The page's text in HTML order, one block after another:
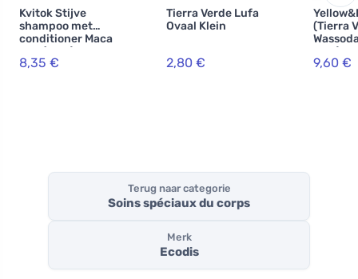
Kvitok Stijve
shampoo met
conditioner Maca
XXL (50 g) -
stimuleert de
8,35 €
Tierra Verde Lufa
Ovaal Klein
2,80 €
(Tierra
5 kg) -
maken
9,60 €
Terug naar categorie
Soins spéciaux du corps
Merk
Ecodis